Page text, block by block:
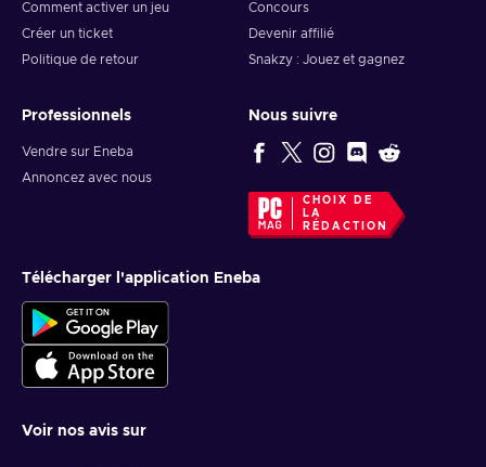
Comment activer un jeu
Créer un ticket
Politique de retour
Concours
Devenir affilié
Snakzy : Jouez et gagnez
Professionnels
Vendre sur Eneba
Annoncez avec nous
Nous suivre
CHOIX DE
LA
RÉDACTION
Télécharger l'application Eneba
Voir nos avis sur